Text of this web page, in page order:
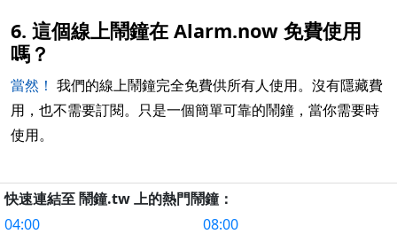
6. 這個線上鬧鐘在 Alarm.now 免費使用
嗎？
當然！ 我們的線上鬧鐘完全免費供所有人使用。沒有隱藏費
用，也不需要訂閱。只是一個簡單可靠的鬧鐘，當你需要時
使用。
快速連結至 鬧鐘.tw 上的熱門鬧鐘：
04:00
08:00